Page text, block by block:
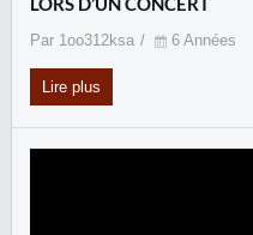
Par 1oo312ksa 6 Années
Lire plus